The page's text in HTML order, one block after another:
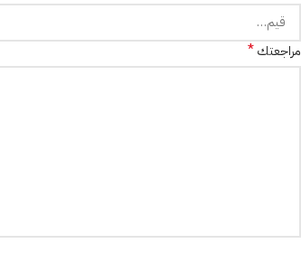
مراجعتك*